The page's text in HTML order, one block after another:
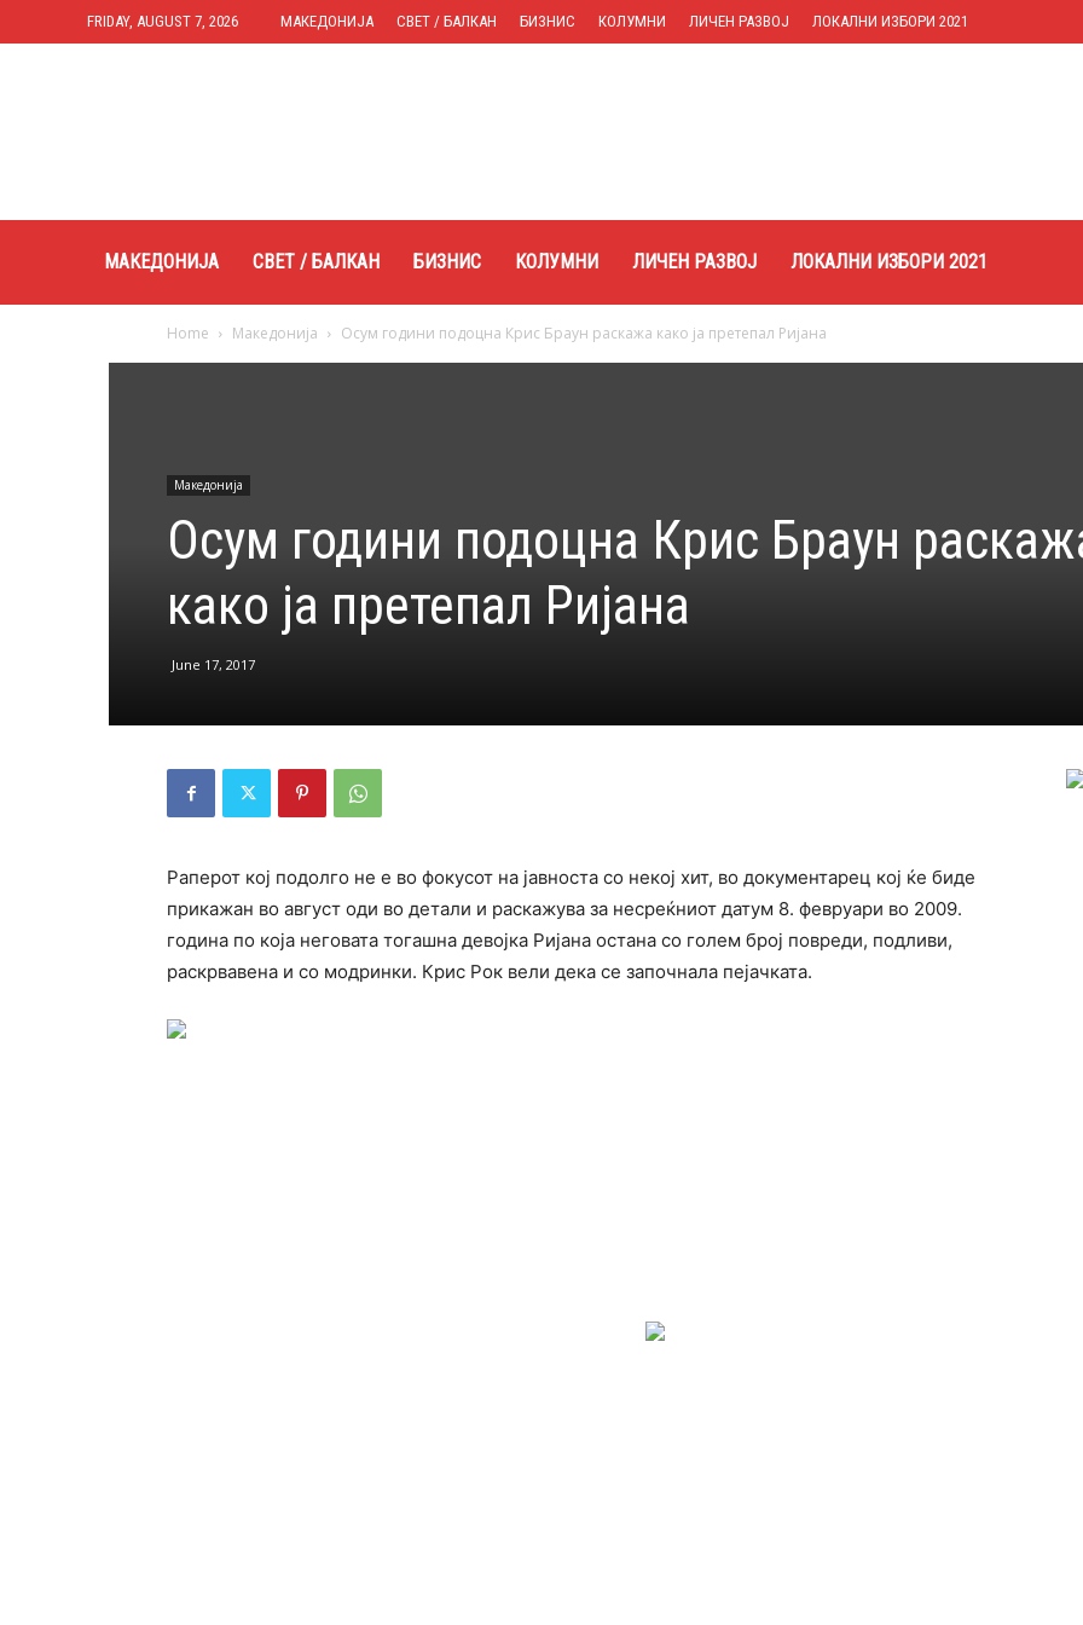
FRIDAY, AUGUST 7, 2026 МАКЕДОНИЈА СВЕТ / БАЛКАН БИЗНИС КОЛУМНИ ЛИЧЕН РАЗВОЈ ЛОКАЛНИ ИЗБОРИ 2021
МАКЕДОНИЈА СВЕТ / БАЛКАН БИЗНИС КОЛУМНИ ЛИЧЕН РАЗВОЈ ЛОКАЛНИ ИЗБОРИ 2021
Home Македонија Осум години подоцна Крис Браун раскажа како ја претепал Ријана
Македонија
Осум години подоцна Крис Браун
како ја претепал Ријана
June 17, 2017
Раперот кој подолго не е во фокусот на јавноста со некој хит, во документарец кој ќе биде
прикажан во август оди во детали и раскажува за несреќниот датум 8. февруари во 2009.
година по која неговата тогашна девојка Ријана остана со голем број повреди, подливи,
раскрвавена и со модринки. Крис Рок вели дека се започнала пејачката.